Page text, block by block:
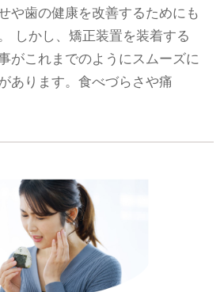
や歯の健康を改善するためにも
しかし、矯正装置を装着する
がこれまでのようにスムーズに
あります。食べづらさや痛